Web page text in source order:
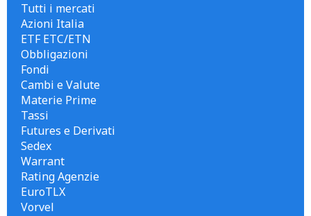
Tutti i mercati
Azioni Italia
ETF ETC/ETN
Obbligazioni
Fondi
Cambi e Valute
Materie Prime
Tassi
Futures e Derivati
Sedex
Warrant
Rating Agenzie
EuroTLX
Vorvel